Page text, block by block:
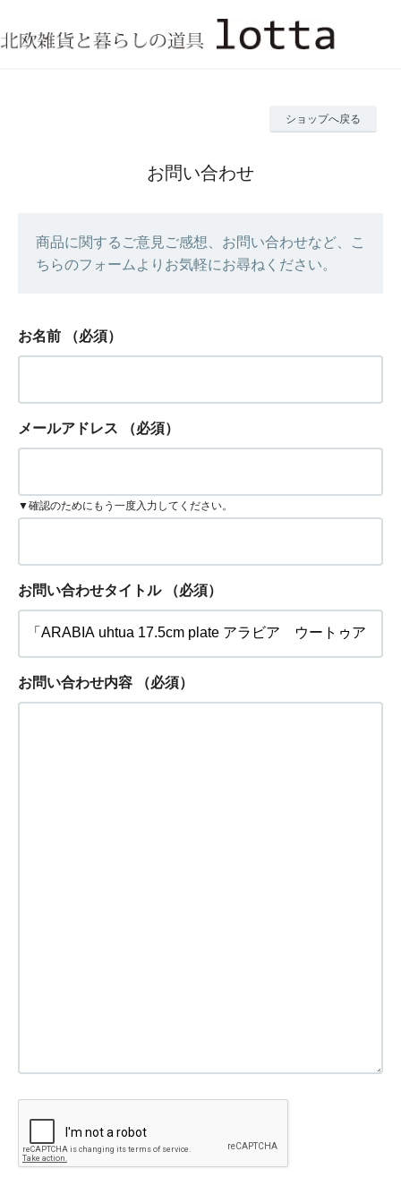
ショップへ戻る
お問い合わせ
商品に関するご意見ご感想、お問い合わせなど、こ
ちらのフォームよりお気軽にお尋ねください。
お名前 （必須）
メールアドレス （必須）
▼確認のためにもう一度入力してください。
お問い合わせタイトル （必須）
お問い合わせ内容 （必須）